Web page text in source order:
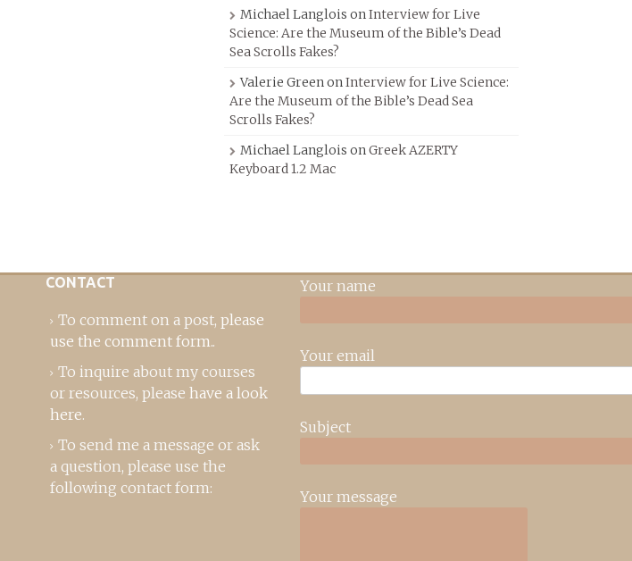
Michael Langlois onInterview for Live
Science: Are the Museum of the Bible’s Dead
Sea Scrolls Fakes?
Valerie GreenonInterview for Live Science:
Are the Museum of the Bible’s Dead Sea
Scrolls Fakes?
Michael Langlois onGreek AZERTY
Keyboard 1.2 Mac
CONTACT
To comment on a post, please
use the comment form..
To inquire about my courses
or resources, please have a look
here.
To send me a message or ask
a question, please use the
following contact form:
Your name
Your email
Subject
Your message